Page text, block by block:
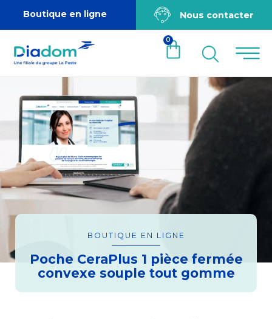
Boutique en ligne Nous contacter
0
BOUTIQUE EN LIGNE
Poche CeraPlus 1 pièce fermée
convexe souple tout gomme